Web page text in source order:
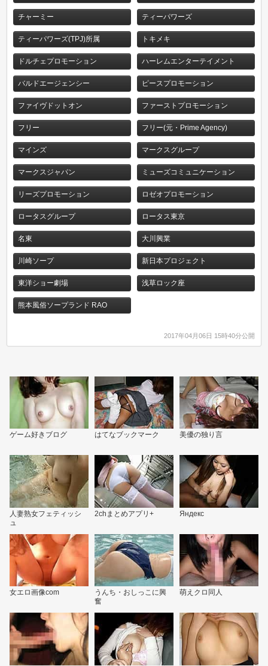
チャーミー ティーパワーズ
ティーパワーズ(TPJ)所属 トキメキ
ドルチェプロモーション ハーレムエンターテイメント
バルドエージェンシー ピースプロモーション
ファイヴドットオン ファーストプロモーション
フリー フリー(元・Prime Agency)
マインズ マークスグループ
マークスジャパン ミューズコミュニケーション
リーズプロモーション ロゼオプロモーション
ロータスグループ ロータス東京
名東 大川興業
川崎ソープ 新日本プロジェクト
東洋ショー劇場 浅草ロック座
熊本風俗ソープランド RAO
2017年04月06日 15時40分公開
ゲーム好きブログ はてなブックマーク 美優の独り言
人妻熟女フェティッシ
ュ
2chまとめアプリ+ Яндекс
女エロ画像com
うんち・おしっこに興
奮
萌えクロ同人